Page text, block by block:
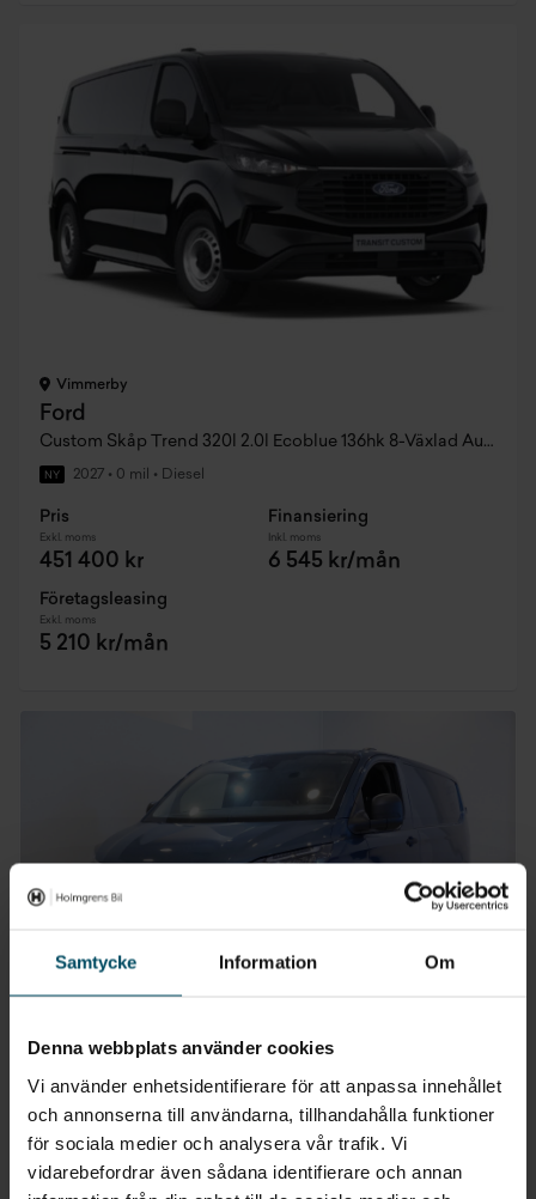
Samtycke Information Om
Denna webbplats använder cookies
Vi använder enhetsidentifierare för att anpassa innehållet
och annonserna till användarna, tillhandahålla funktioner
för sociala medier och analysera vår trafik. Vi
vidarebefordrar även sådana identifierare och annan
Vimmerby
Ford
Custom Skåp Trend 320l 2.0l Ecoblue 136hk 8-Växlad Automat FWD Diesel
NY 2027 • 0 mil • Diesel
Pris
Exkl. moms
451 400 kr
Finansiering
Inkl. moms
6 545 kr/mån
Företagsleasing
Exkl. moms
5 210 kr/mån
Ford Transit Custom Laddhybrid
Skåp, Trend, 320s Swb 2.5l Phev, Dragkrok, 3-Sits Leasbar
•